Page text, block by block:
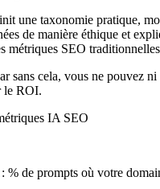
une taxonomie pratique,
de manière éthique et
métriques SEO
sans cela, vous ne pouvez
le ROI.
IA SEO
% de prompts où votre